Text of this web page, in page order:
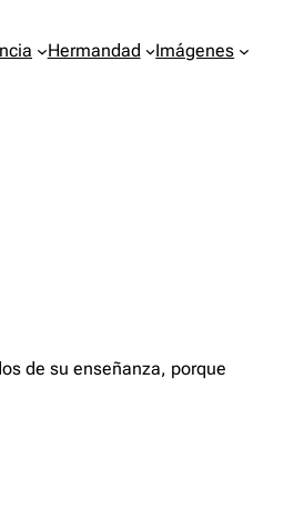
Hermandad Imágenes
de su enseñanza, porque